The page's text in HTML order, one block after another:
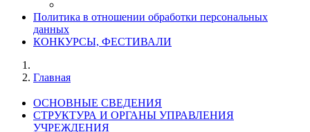
Политика в отношении обработки персональных
данных
КОНКУРСЫ, ФЕСТИВАЛИ
Главная
ОСНОВНЫЕ СВЕДЕНИЯ
СТРУКТУРА И ОРГАНЫ УПРАВЛЕНИЯ
УЧРЕЖДЕНИЯ